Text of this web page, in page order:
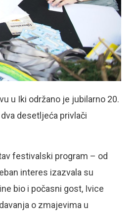
u Iki održano je jubilarno 20.
desetljeća privlači
festivalski program – od
interes izazvala su
bio i počasni gost, Ivice
o zmajevima u